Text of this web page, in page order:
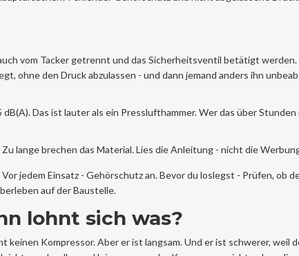
vom Tacker getrennt und das Sicherheitsventil betätigt werden.
ohne den Druck abzulassen - und dann jemand anders ihn
Das ist lauter als ein Presslufthammer. Wer das über Stunden
lange brechen das Material. Lies die Anleitung - nicht die
jedem Einsatz - Gehörschutz an. Bevor du loslegst - Prüfen, ob
auf der Baustelle.
lohnt sich was?
keinen Kompressor. Aber er ist langsam. Und er ist schwerer, weil